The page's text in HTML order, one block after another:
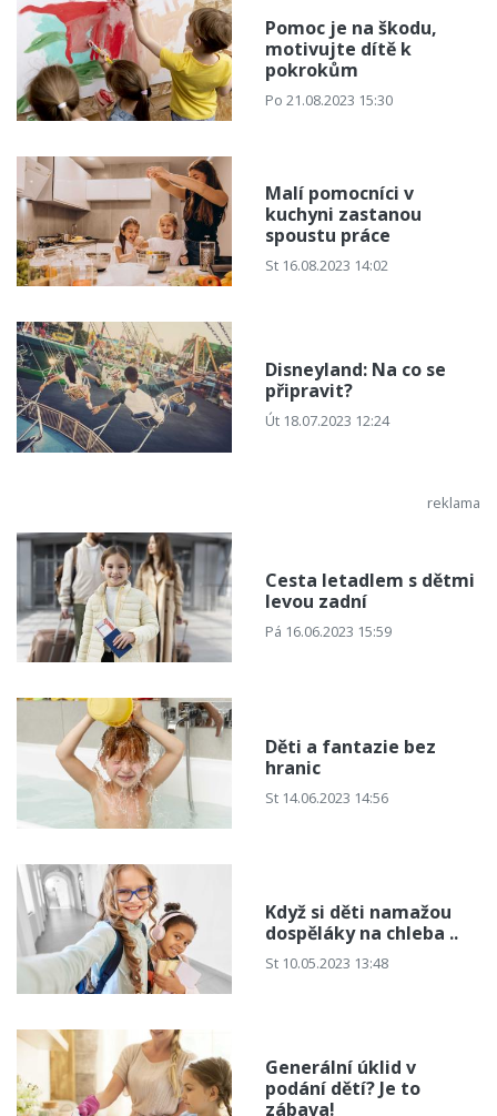
Pomoc je na škodu,
motivujte dítě k
pokrokům
Po 21.08.2023 15:30
Malí pomocníci v
kuchyni zastanou
spoustu práce
St 16.08.2023 14:02
Disneyland: Na co se
připravit?
Út 18.07.2023 12:24
Cesta letadlem s dětmi
levou zadní
Pá 16.06.2023 15:59
Děti a fantazie bez
hranic
St 14.06.2023 14:56
Když si děti namažou
dospěláky na chleba ..
St 10.05.2023 13:48
Generální úklid v
podání dětí? Je to
zábava!